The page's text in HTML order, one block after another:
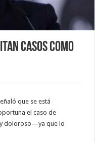
casos como
que se está
el caso de
doloroso—ya que lo